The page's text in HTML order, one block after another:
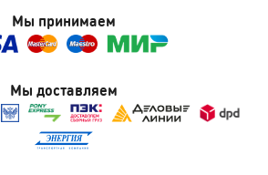
Мы принимаем
Мы доставляем